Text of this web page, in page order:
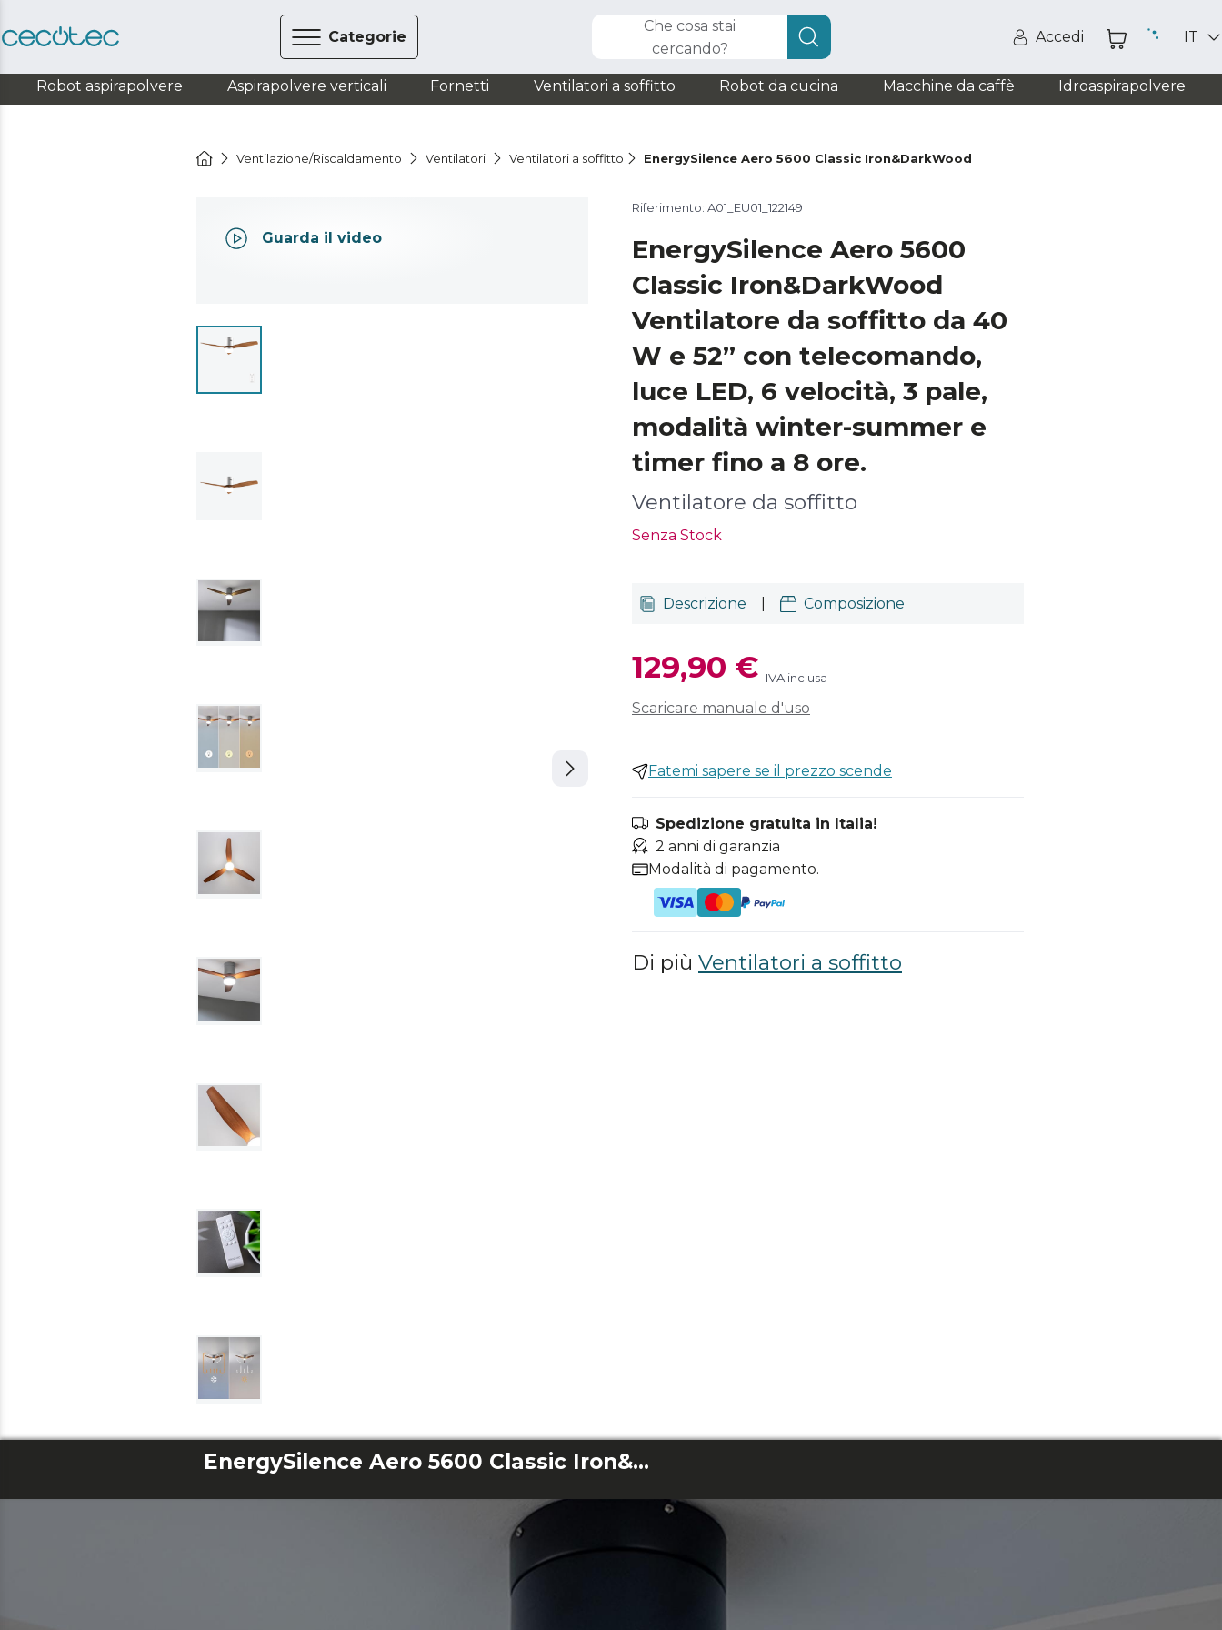
Categorie
Che cosa stai
cercando?
Accedi IT
Robot aspirapolvere Aspirapolvere verticali Fornetti Ventilatori a soffitto Robot da cucina Macchine da caffè Idroaspirapolvere
Ventilazione/Riscaldamento Ventilatori Ventilatori a soffitto EnergySilence Aero 5600 Classic Iron&DarkWood
Guarda il video
Riferimento: A01_EU01_122149
EnergySilence Aero 5600
Classic Iron&DarkWood
Ventilatore da soffitto da 40
W e 52” con telecomando,
luce LED, 6 velocità, 3 pale,
modalità winter-summer e
timer fino a 8 ore.
Ventilatore da soffitto
Senza Stock
Descrizione Composizione
129,90 € IVA inclusa
Scaricare manuale d'uso
Fatemi sapere se il prezzo scende
Spedizione gratuita in Italia!
2 anni di garanzia
Modalità di pagamento.
Di più Ventilatori a soffitto
EnergySilence Aero 5600 Classic Iron&DarkWood